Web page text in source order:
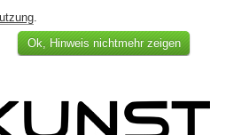
.
Ok, Hinweis nichtmehr zeigen